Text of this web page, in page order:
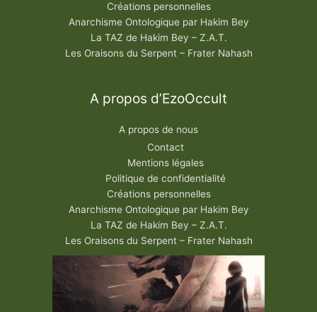
Créations personnelles
Anarchisme Ontologique par Hakim Bey
La TAZ de Hakim Bey – Z.A.T.
Les Oraisons du Serpent – Frater Nahash
A propos d’EzoOccult
A propos de nous
Contact
Mentions légales
Politique de confidentialité
Créations personnelles
Anarchisme Ontologique par Hakim Bey
La TAZ de Hakim Bey – Z.A.T.
Les Oraisons du Serpent – Frater Nahash